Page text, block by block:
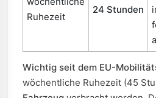
Ruhezeit
24 Stunden
Wichtig seit dem EU-
wöchentliche Ruhezeit (45